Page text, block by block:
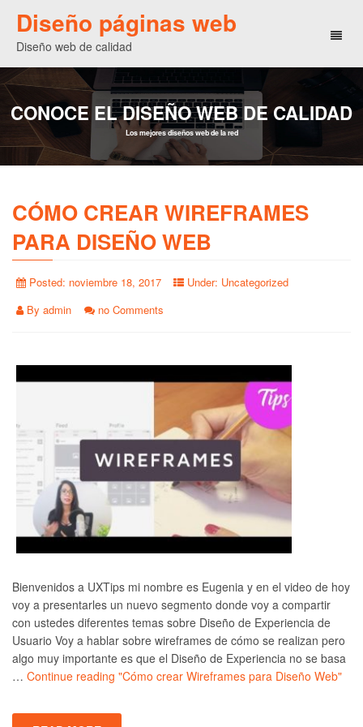
Diseño páginas web
Diseño web de calidad
CONOCE EL DISEÑO WEB DE CALIDAD
Los mejores diseños web de la red
CÓMO CREAR WIREFRAMES
PARA DISEÑO WEB
Posted: noviembre 18, 2017 Under: Uncategorized
By admin no Comments
Bienvenidos a UXTips mi nombre es Eugenia y en el video de hoy
voy a presentarles un nuevo segmento donde voy a compartir
con ustedes diferentes temas sobre Diseño de Experiencia de
Usuario Voy a hablar sobre wireframes de cómo se realizan pero
algo muy importante es que el Diseño de Experiencia no se basa
… Continue reading "Cómo crear Wireframes para Diseño Web"